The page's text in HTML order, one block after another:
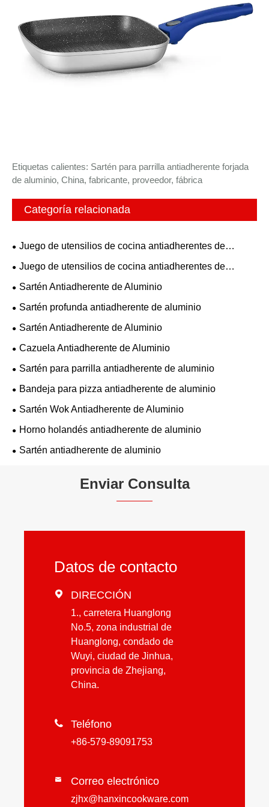
Etiquetas calientes: Sartén para parrilla antiadherente forjada
de aluminio, China, fabricante, proveedor, fábrica
Categoría relacionada
Juego de utensilios de cocina antiadherentes de
aluminio
Juego de utensilios de cocina antiadherentes de
aluminio
Sartén Antiadherente de Aluminio
Sartén profunda antiadherente de aluminio
Sartén Antiadherente de Aluminio
Cazuela Antiadherente de Aluminio
Sartén para parrilla antiadherente de aluminio
Bandeja para pizza antiadherente de aluminio
Sartén Wok Antiadherente de Aluminio
Horno holandés antiadherente de aluminio
Sartén antiadherente de aluminio
Enviar Consulta
Datos de contacto
 DIRECCIÓN
1., carretera Huanglong
No.5, zona industrial de
Huanglong, condado de
Wuyi, ciudad de Jinhua,
provincia de Zhejiang,
China.
 Teléfono
+86-579-89091753
 Correo electrónico
zjhx@hanxincookware.com